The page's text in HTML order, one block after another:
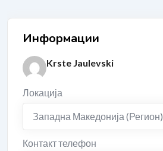
Информации
Krste Jaulevski
Локација
Западна Македонија (Регион)
Контакт телефон